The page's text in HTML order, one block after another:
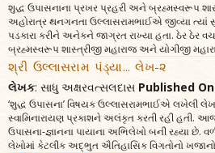
શુદ્ધ ઉપાસનાના પ્રખર પ્રહરી અને બ્રહ્મસ્વરૂપ
અહોરાત્ર થનગનતા ઉલ્લાસરામભાઈએ જીવ્યા ત્યાં
પડકારા કરીને અનેકને જાગ્રત રાખ્યા હતા. ઠેર ઠેર
બ્રહ્મસ્વરૂપ શાસ્ત્રીજી મહારાજ અને યોગીજી
શ્રી ઉલ્લાસરામ પંડ્યા... લેખ-૨
લેખક: સાધુ અક્ષરવત્સલદાસ Published
‘શુદ્ધ ઉપાસના’ વિષયક ઉલ્લાસરામભાઈએ લખેલી
સ્વામિનારાયણ પ્રકાશને અલંકૃત કરતી રહી હતી.
ઉપાસના-જ્ઞાનના પાયાના અભિલેખો બની રહ્યા છે.
લેખોમાં કેટલીક અદ્‌ભુત ઐતિહાસિક વિગતોનો